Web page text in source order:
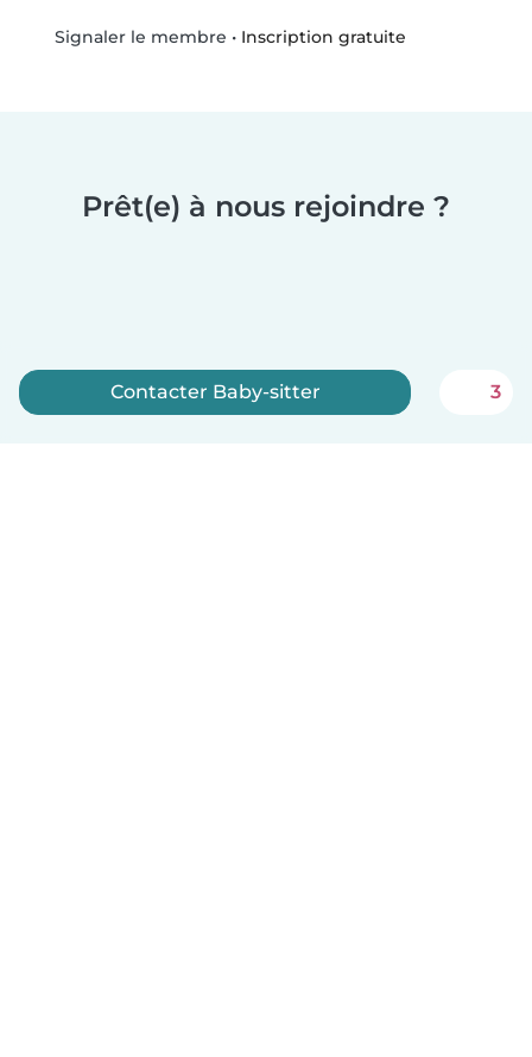
Signaler le membre • Inscription gratuite
Prêt(e) à nous rejoindre ?
Contacter Baby-sitter 3